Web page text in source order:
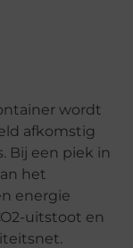
wordt
afkomstig
Bij een piek in
het
energie
uitstoot en